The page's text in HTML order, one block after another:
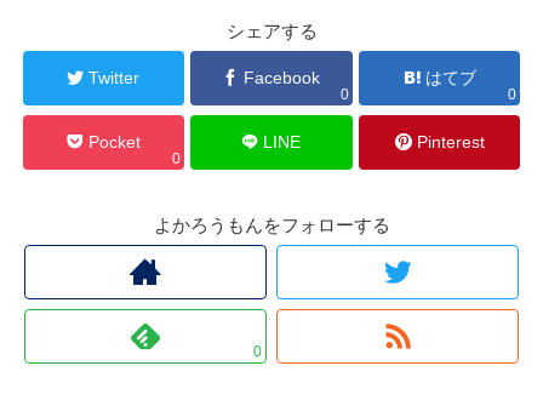
シェアする
Twitter Facebook
0
はてブ
0
Pocket
0
LINE Pinterest
よかろうもんをフォローする
0